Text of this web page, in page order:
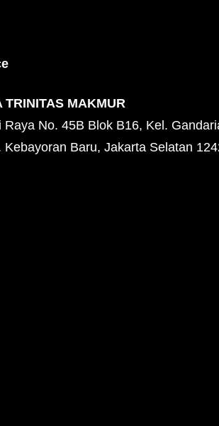
TRINITAS MAKMUR
Raya No. 45B Blok B16, Kel.
Kebayoran Baru, Jakarta Selatan